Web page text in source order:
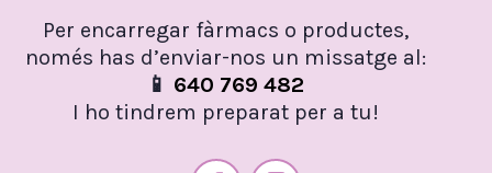
Per encarregar fàrmacs o productes,
només has d’enviar-nos un missatge al:
📱 640 769 482
I ho tindrem preparat per a tu!